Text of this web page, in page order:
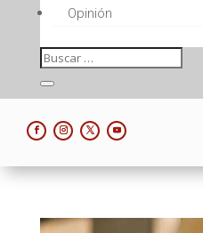
Opinión